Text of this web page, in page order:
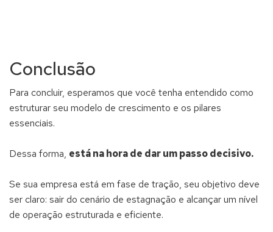
Conclusão
Para concluir, esperamos que você tenha entendido como
estruturar seu modelo de crescimento e os pilares
essenciais.
Dessa forma, está na hora de dar um passo decisivo.
Se sua empresa está em fase de tração, seu objetivo deve
ser claro: sair do cenário de estagnação e alcançar um nível
de operação estruturada e eficiente.